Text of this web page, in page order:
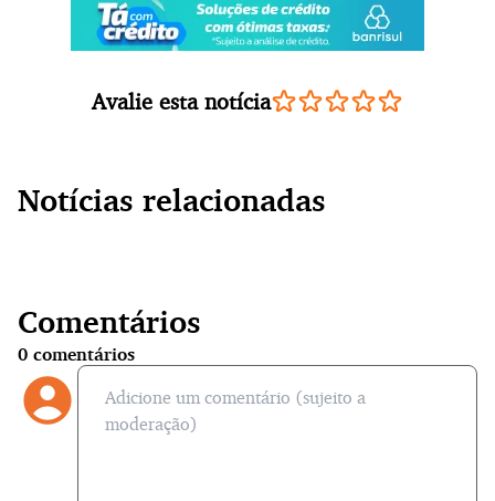
Avalie esta notícia
Notícias relacionadas
Comentários
0 comentários